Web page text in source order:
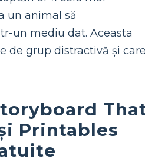
un animal să
un mediu dat. Aceasta
de grup distractivă și
Printables